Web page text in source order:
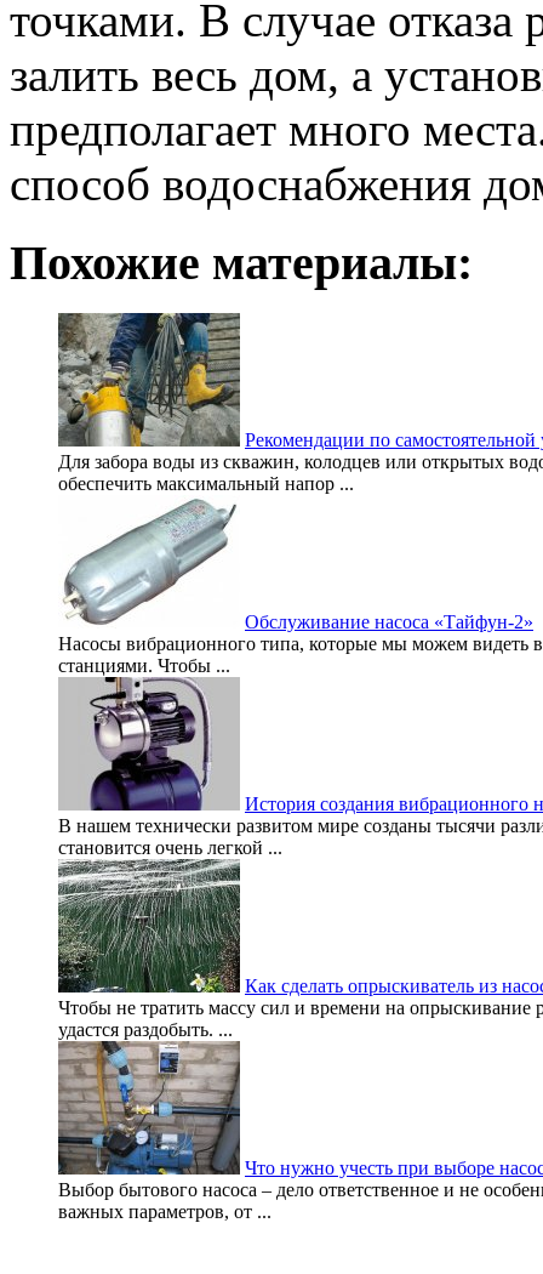
точками. В случае
залить весь дом, а
предполагает много
способ водоснабжения
Похожие материалы:
Рекомендации по самостоятельной
Для забора воды из скважин, колодцев или открытых
обеспечить максимальный напор ...
Обслуживание насоса «Тайфун-2»
Насосы вибрационного типа, которые мы можем видеть
станциями. Чтобы ...
История создания вибрационного
В нашем технически развитом мире созданы тысячи
становится очень легкой ...
Как сделать опрыскиватель из
Чтобы не тратить массу сил и времени на опрыскивание
удастся раздобыть. ...
Что нужно учесть при выборе
Выбор бытового насоса – дело ответственное и не
важных параметров, от ...